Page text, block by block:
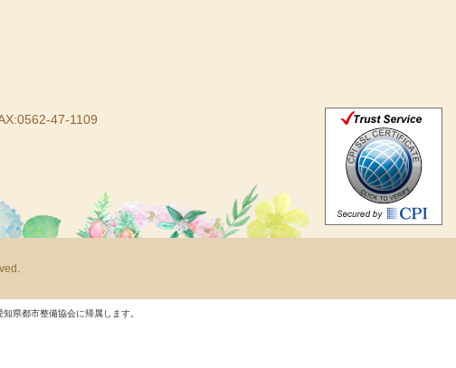
47-1109
県都市整備協会に帰属します。